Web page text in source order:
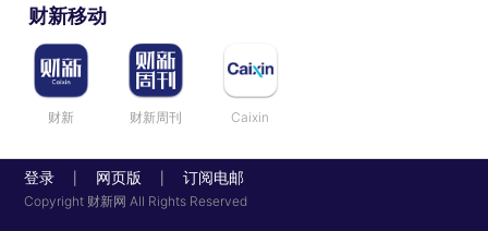
财新移动
财新 财新周刊 Caixin
登录 网页版 订阅电邮
Copyright 财新网 All Rights Reserved